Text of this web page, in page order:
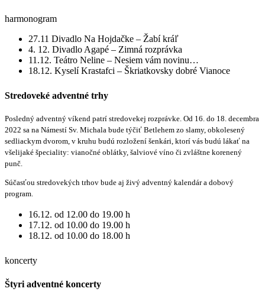
harmonogram
27.11 Divadlo Na Hojdačke – Žabí kráľ
4. 12. Divadlo Agapé – Zimná rozprávka
11.12. Teátro Neline – Nesiem vám novinu…
18.12. Kyselí Krastafci – Škriatkovsky dobré Vianoce
Stredoveké adventné trhy
Posledný adventný víkend patrí stredovekej rozprávke. Od 16. do 18. decembra
2022 sa na Námestí Sv. Michala bude týčiť Betlehem zo slamy, obkolesený
sedliackym dvorom, v kruhu budú rozložení šenkári, ktorí vás budú lákať na
všelijaké špeciality: vianočné oblátky, šalviové víno či zvláštne korenený
punč.
Súčasťou stredovekých trhov bude aj živý adventný kalendár a dobový
program.
16.12. od 12.00 do 19.00 h
17.12. od 10.00 do 19.00 h
18.12. od 10.00 do 18.00 h
koncerty
Štyri adventné koncerty